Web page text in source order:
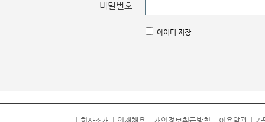
비밀번호
아이디 저장